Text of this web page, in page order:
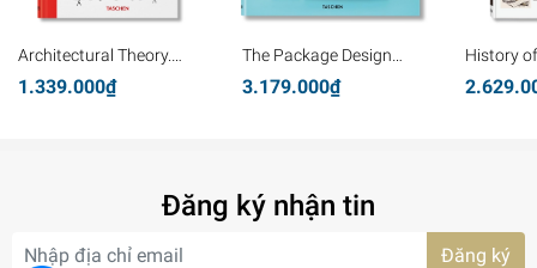
Architectural Theory.
Pioneering Texts on
Architecture from the
1.339.000₫
The Package Design
Book 8
3.179.000₫
History
Đăng ký nhận tin
Đăng ký